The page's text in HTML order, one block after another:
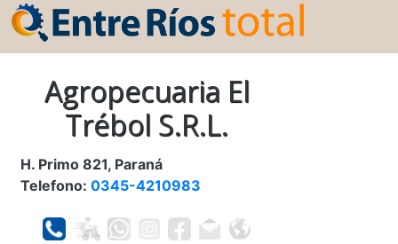
Agropecuaria El
Trébol S.R.L.
H. Primo 821, Paraná
Telefono: 0345-4210983